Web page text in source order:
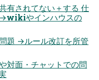
有されてない＋する 仕
→wikiやインハウスの
題 →ルール改訂を所管
対面・チャットでの問